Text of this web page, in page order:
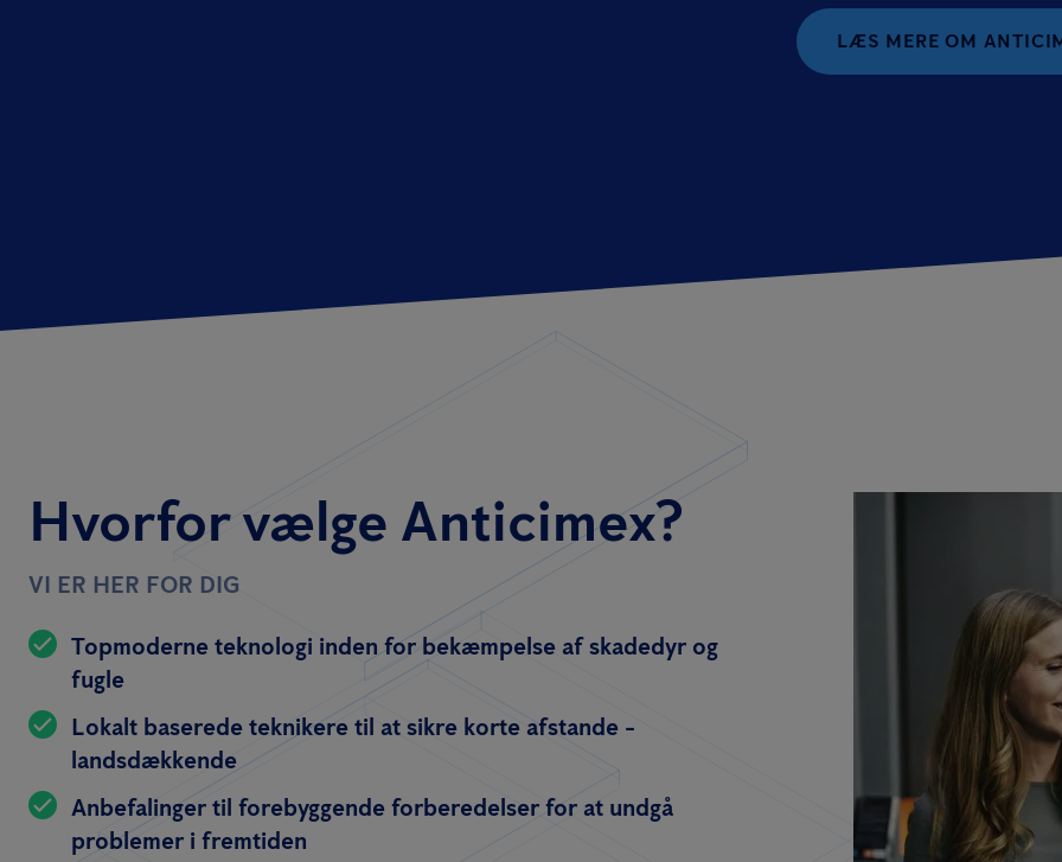
LÆS MERE OM
Hvorfor vælge Anticimex?
VI ER HER FOR DIG
Topmoderne teknologi inden for bekæmpelse af skadedyr og
fugle
Lokalt baserede teknikere til at sikre korte afstande -
landsdækkende
Anbefalinger til forebyggende forberedelser for at undgå
problemer i fremtiden